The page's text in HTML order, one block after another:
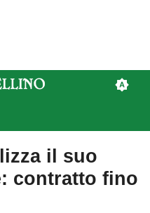
il suo
contratto fino